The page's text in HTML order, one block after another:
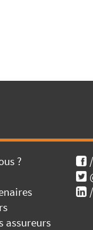
?
assureurs